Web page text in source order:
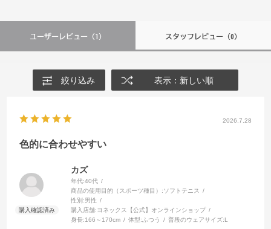
ユーザーレビュー （1） スタッフレビュー（0）
絞り込み 表示：新しい順
2026.7.28
色的に合わせやすい
カズ
年代:40代
商品の使用目的（スポーツ種目）:ソフトテニス
性別:男性
購入店舗: ヨネックス【公式】オンラインショップ
身長:166～170cm 体型: ふつう 普段のウェアサイズ:L